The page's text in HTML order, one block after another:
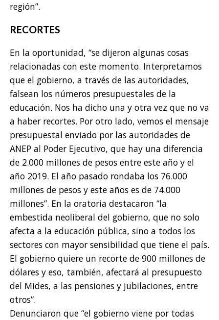
región”.
RECORTES
En la oportunidad, “se dijeron algunas cosas
relacionadas con este momento. Interpretamos
que el gobierno, a través de las autoridades,
falsean los números presupuestales de la
educación. Nos ha dicho una y otra vez que no va
a haber recortes. Por otro lado, vemos el mensaje
presupuestal enviado por las autoridades de
ANEP al Poder Ejecutivo, que hay una diferencia
de 2.000 millones de pesos entre este año y el
año 2019. El año pasado rondaba los 76.000
millones de pesos y este años es de 74.000
millones”. En la oratoria destacaron “la
embestida neoliberal del gobierno, que no solo
afecta a la educación pública, sino a todos los
sectores con mayor sensibilidad que tiene el país.
El gobierno quiere un recorte de 900 millones de
dólares y eso, también, afectará al presupuesto
del Mides, a las pensiones y jubilaciones, entre
otros”.
Denunciaron que “el gobierno viene por todas